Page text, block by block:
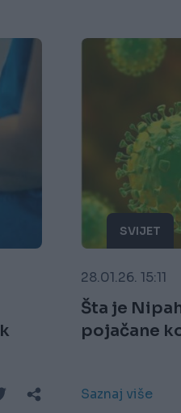
SVIJET
28.01.26. 15:11
Šta je
pojačane
Saznaj više